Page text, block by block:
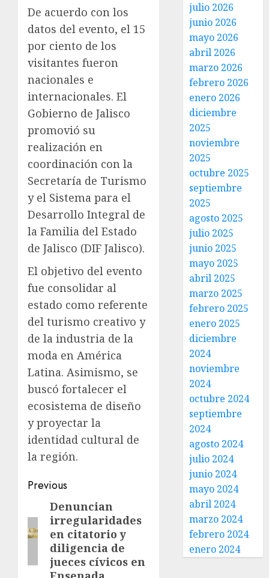
De acuerdo con los
datos del evento, el 15
por ciento de los
visitantes fueron
nacionales e
internacionales. El
Gobierno de Jalisco
promovió su
realización en
coordinación con la
Secretaría de Turismo
y el Sistema para el
Desarrollo Integral de
la Familia del Estado
de Jalisco (DIF Jalisco).
El objetivo del evento
fue consolidar al
estado como referente
del turismo creativo y
de la industria de la
moda en América
Latina. Asimismo, se
buscó fortalecer el
ecosistema de diseño
y proyectar la
identidad cultural de
la región.
Previous
Denuncian
irregularidades
en citatorio y
diligencia de
jueces cívicos en
julio 2026
junio 2026
mayo 2026
abril 2026
marzo 2026
febrero 2026
enero 2026
diciembre
2025
noviembre
2025
octubre 2025
septiembre
2025
agosto 2025
julio 2025
junio 2025
mayo 2025
abril 2025
marzo 2025
febrero 2025
enero 2025
diciembre
2024
noviembre
2024
octubre 2024
septiembre
2024
agosto 2024
julio 2024
junio 2024
mayo 2024
abril 2024
marzo 2024
febrero 2024
enero 2024